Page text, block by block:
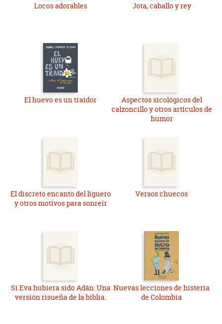
Locos adorables Jota, caballo y rey
El huevo es un traidor
Aspectos sicológicos del
calzoncillo y otros artículos de
humor
El discreto encanto del liguero
y otros motivos para sonreír
Versos chuecos
Si Eva hubiera sido Adán. Una
versión risueña de la biblia.
Nuevas lecciones de histeria
de Colombia